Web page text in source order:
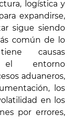
logística y
expandirse,
sigue siendo
común de lo
causas
el entorno
aduaneros,
los
en los
por errores,